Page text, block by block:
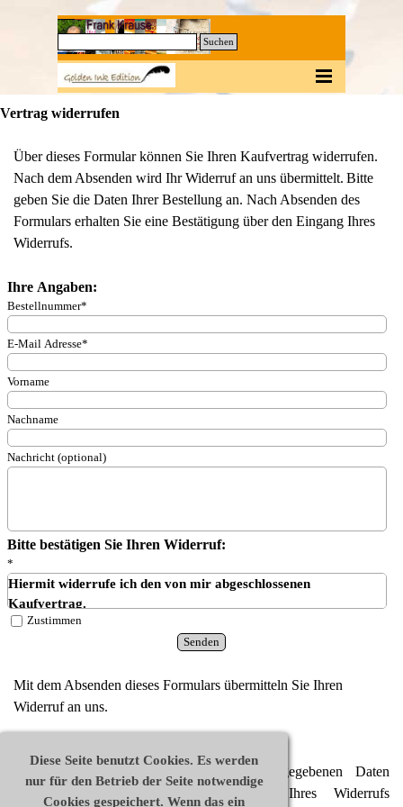
Diese Seite benutzt Cookies. Es werden
nur für den Betrieb der Seite notwendige
Cookies gespeichert. Wenn das ein
Direkt zum Seiteninhalt
Suchen
Vertrag widerrufen
Über dieses Formular können Sie Ihren Kaufvertrag widerrufen.
Nach dem Absenden wird Ihr Widerruf an uns übermittelt. Bitte
geben Sie die Daten Ihrer Bestellung an. Nach Absenden des
Formulars erhalten Sie eine Bestätigung über den Eingang Ihres
Widerrufs.
Ihre Angaben:
Bestellnummer*
E-Mail Adresse*
Vorname
Nachname
Nachricht (optional)
Bitte bestätigen Sie Ihren Widerruf:
*
Hiermit widerrufe ich den von mir abgeschlossenen
Kaufvertrag.
Zustimmen
Mit dem Absenden dieses Formulars übermitteln Sie Ihren
Widerruf an uns.
Die von Ihnen eingegebenen Daten
werden ausschließlich zur Bearbeitung Ihres Widerrufs